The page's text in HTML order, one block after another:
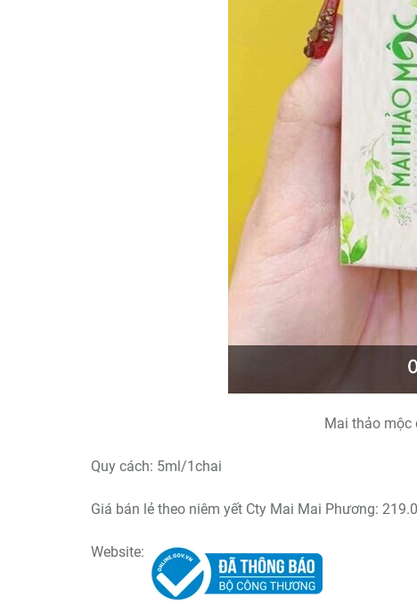
Mai thảo mộc
Quy cách: 5ml/1chai
Giá bán lẻ theo niêm yết Cty Mai Mai Phương:
Website: